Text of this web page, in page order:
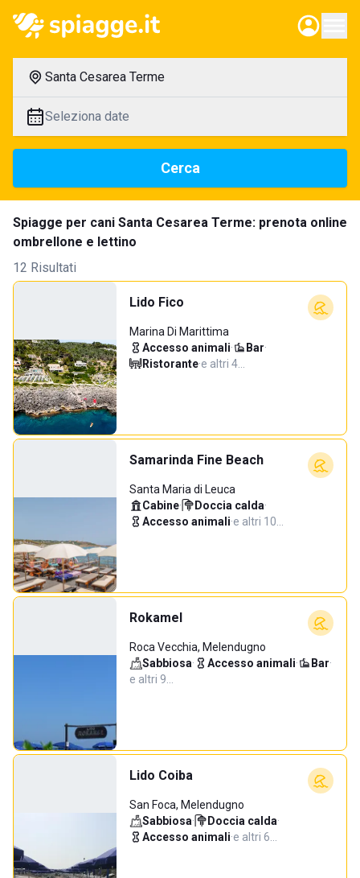
Santa Cesarea Terme
Seleziona date
Cerca
Spiagge per cani Santa Cesarea Terme: prenota online
ombrellone e lettino
12 Risultati
Lido Fico
Marina Di Marittima
Accesso animali· Bar·
Ristorante·e altri 4…
Samarinda Fine Beach
Santa Maria di Leuca
Cabine· Doccia calda·
Accesso animali·e altri 10…
Rokamel
Roca Vecchia, Melendugno
Sabbiosa· Accesso animali· Bar·
e altri 9…
Lido Coiba
San Foca, Melendugno
Sabbiosa· Doccia calda·
Accesso animali·e altri 6…